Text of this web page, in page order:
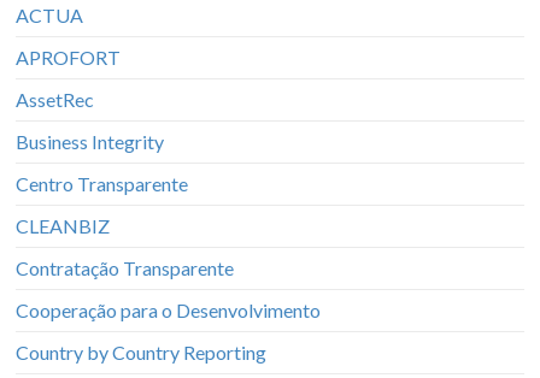
ACTUA
APROFORT
AssetRec
Business Integrity
Centro Transparente
CLEANBIZ
Contratação Transparente
Cooperação para o Desenvolvimento
Country by Country Reporting